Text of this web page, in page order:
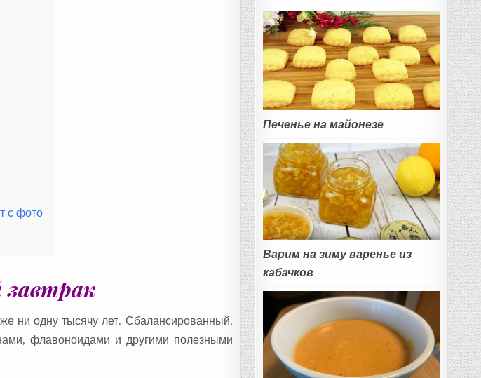
с фото
ни одну тысячу лет. Сбалансированный,
флавоноидами и другими полезными
Печенье на майонезе
Варим на зиму варенье из
кабачков